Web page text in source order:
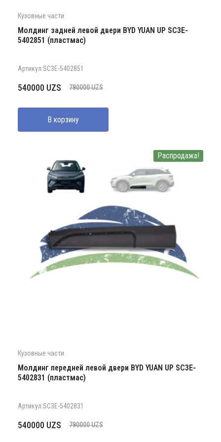
Кузовные части
Молдинг задней левой двери BYD YUAN UP SC3E-
5402851 (пластмас)
Артикул:SC3E-5402851
780000UZS
Первоначальная
составляла
780000 UZS.
540000 UZS
Текущая
540000 UZS.
В корзину
Распродажа!
Кузовные части
Молдинг передней левой двери BYD YUAN UP SC3E-
5402831 (пластмас)
Артикул:SC3E-5402831
780000UZS
Первоначальная
540000 UZS
Текущая